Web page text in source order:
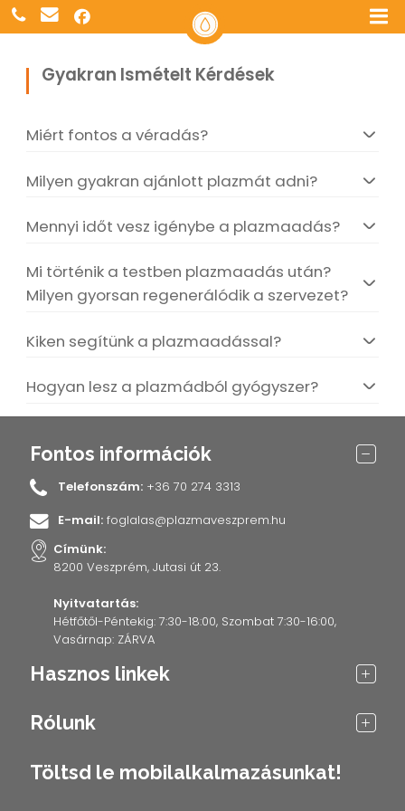
Gyakran Ismételt Kérdések
Miért fontos a véradás?
Milyen gyakran ajánlott plazmát adni?
Mennyi időt vesz igénybe a plazmaadás?
Mi történik a testben plazmaadás után?
Milyen gyorsan regenerálódik a szervezet?
Kiken segítünk a plazmaadással?
Hogyan lesz a plazmádból gyógyszer?
Fontos információk
Telefonszám: +36 70 274 3313
E-mail: foglalas@plazmaveszprem.hu
Címünk:
8200 Veszprém, Jutasi út 23.
Nyitvatartás:
Hétfőtől-Péntekig: 7:30-18:00, Szombat 7:30-16:00,
Vasárnap: ZÁRVA
Hasznos linkek
Rólunk
Töltsd le mobilalkalmazásunkat!